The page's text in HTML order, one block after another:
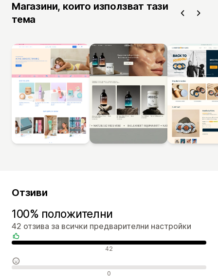
Магазини, които използват тази
тема
Отзиви
100% положителни
42 отзива за всички предварителни настройки
Положителни отзиви 42
Неутрални отзиви 0